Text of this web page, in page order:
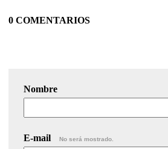
0 COMENTARIOS
Nombre
E-mail No será mostrado.